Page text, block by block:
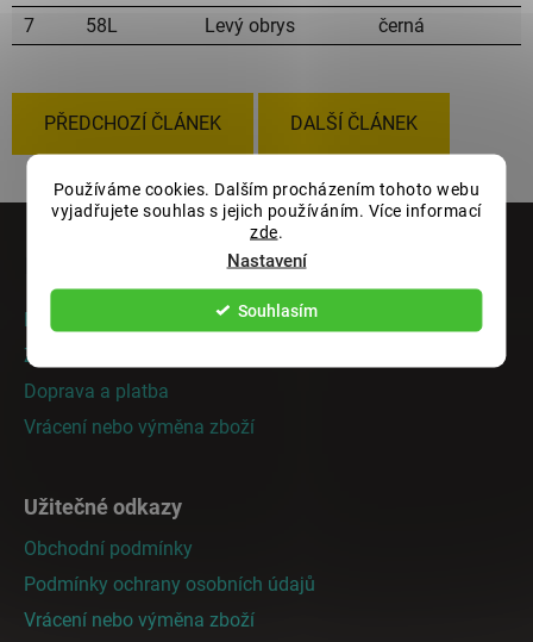
Používáme cookies. Dalším procházením tohoto webu
vyjadřujete souhlas s jejich používáním. Více informací
zde
Nastavení
Souhlasím
7
58L Levý obrys černá
PŘEDCHOZÍ ČLÁNEK DALŠÍ ČLÁNEK
Rady a tipy
Zakázková výroba
Doprava a platba
Vrácení nebo výměna zboží
Užitečné odkazy
Obchodní podmínky
Podmínky ochrany osobních údajů
Vrácení nebo výměna zboží